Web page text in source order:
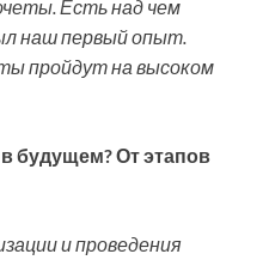
Есть над чем
наш первый опыт.
пройдут на высоком
будущем? От этапов
и проведения